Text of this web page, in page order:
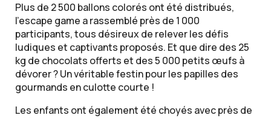
Plus de 2 500 ballons colorés ont été distribués,
l’escape game a rassemblé près de 1 000
participants, tous désireux de relever les défis
ludiques et captivants proposés. Et que dire des 25
kg de chocolats offerts et des 5 000 petits œufs à
dévorer ? Un véritable festin pour les papilles des
gourmands en culotte courte !
Les enfants ont également été choyés avec près de